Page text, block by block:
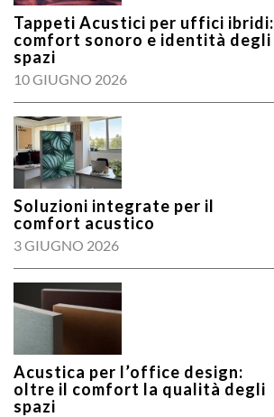
Tappeti Acustici per uffici ibridi:
comfort sonoro e identità degli
spazi
10 GIUGNO 2026
Soluzioni integrate per il
comfort acustico
3 GIUGNO 2026
Acustica per l’office design:
oltre il comfort la qualità degli
spazi